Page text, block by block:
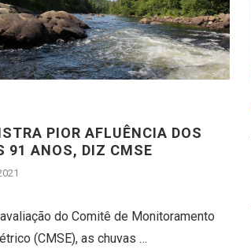
PIOR AFLUÊNCIA DOS
91 ANOS, DIZ CMSE
do Comitê de Monitoramento
(CMSE), as chuvas …